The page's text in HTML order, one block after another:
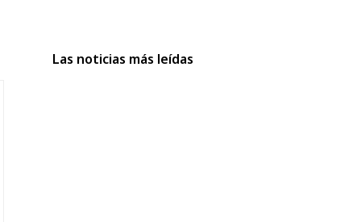
Las noticias más leídas